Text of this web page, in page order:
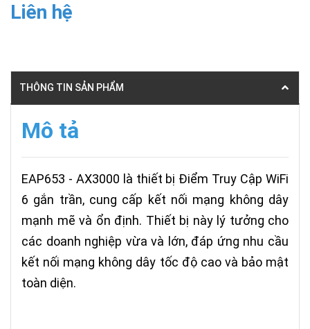
Liên hệ
THÔNG TIN SẢN PHẨM
Mô tả
EAP653 - AX3000 là thiết bị Điểm Truy Cập WiFi
6 gắn trần, cung cấp kết nối mạng không dây
mạnh mẽ và ổn định. Thiết bị này lý tưởng cho
các doanh nghiệp vừa và lớn, đáp ứng nhu cầu
kết nối mạng không dây tốc độ cao và bảo mật
toàn diện.